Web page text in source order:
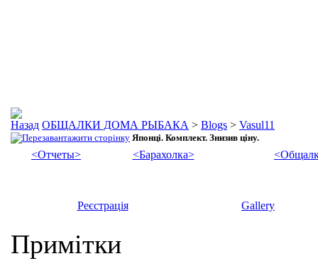
ОБЩАЛКИ ДОМА РЫБАКА > Blogs > Vasul11
Японці. Комплект. Знизив ціну.
<Отчеты> <Барахолка>
Реєстрація Gallery
Примітки